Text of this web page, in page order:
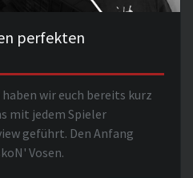
perfekten
haben wir euch bereits kurz
mit jedem Spieler
geführt. Den Anfang
Vosen.